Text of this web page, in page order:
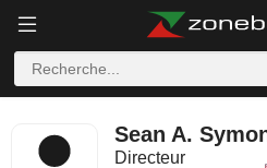
Sean A.
Directeur